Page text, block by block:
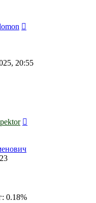
20:55
0.18%